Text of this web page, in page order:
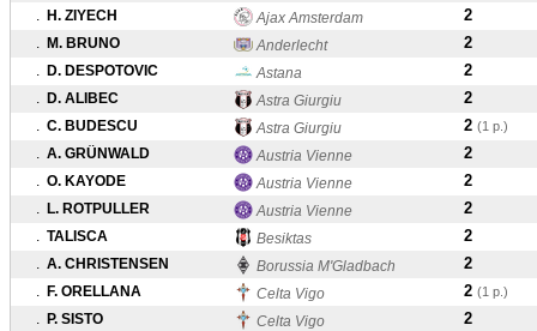
. H. ZIYECH Ajax Amsterdam 2
. M. BRUNO Anderlecht 2
. D. DESPOTOVIC Astana 2
. D. ALIBEC Astra Giurgiu 2
. C. BUDESCU Astra Giurgiu 2 (1 p.)
. A. GRÜNWALD Austria Vienne 2
. O. KAYODE Austria Vienne 2
. L. ROTPULLER Austria Vienne 2
. TALISCA Besiktas 2
. A. CHRISTENSEN Borussia M'Gladbach 2
. F. ORELLANA Celta Vigo 2 (1 p.)
. P. SISTO Celta Vigo 2